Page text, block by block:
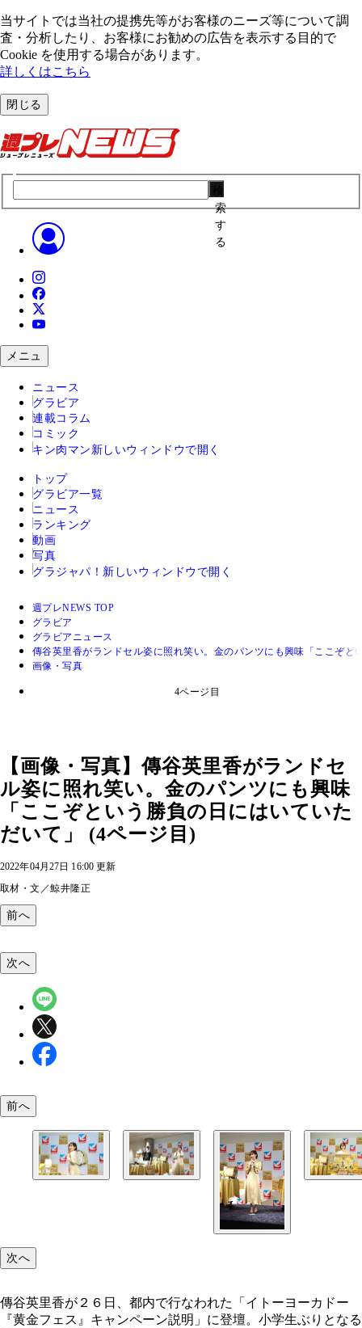
当サイトでは当社の提携先等がお客様のニーズ等について調
査・分析したり、お客様にお勧めの広告を表⽰する⽬的で
Cookie を使⽤する場合があります。
詳しくはこちら
閉じる
索
す
る
メニュ
ニュース
グラビア
連載コラム
コミック
キン肉マン 新しいウィンドウで開く
トップ
グラビア一覧
ニュース
ランキング
動画
写真
グラジャパ！ 新しいウィンドウで開く
週プレNEWS TOP
グラビア
グラビアニュース
傳谷英里香がランドセル姿に照れ笑い。金のパンツにも興味「ここぞと
画像・写真
4ページ目
【画像・写真】傳谷英里香がランドセ
ル姿に照れ笑い。金のパンツにも興味
「ここぞという勝負の日にはいていた
だいて」 (4ページ目)
2022年04月27日 16:00 更新
取材・文／鯨井隆正
前へ
次へ
前へ
次へ
傳谷英里香が２６日、都内で行なわれた「イトーヨーカドー
『黄金フェス』キャンペーン説明」に登壇。小学生ぶりとなる